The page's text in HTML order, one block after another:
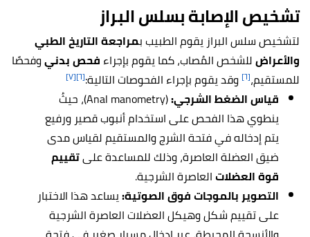
تشخيص الإصابة بسلس البراز
لتشخيص سلس البراز يقوم الطبيب بمراجعة التاريخ الطبي
والأعراضللشخص المُصاب، كما يقوم بإجراءفحص بدنيوفحصًا
للمستقيم،[٦] وقد يقوم بإجراء الفحوصات التالية:[٦] [٧]
قياس الضغط الشرجي:
(Anal manometry)، حيثُ
ينطوي هذا الفحص على استخدام أنبوب قصير ورفيع
يتم إدخاله في فتحة الشرج والمستقيم لقياس مدى
ضيق العضلة العاصرة، وذلك للمساعدة علىتقييم
قوة العضلات العاصرة الشرجية.
التصوير بالموجات فوق الصوتية:يساعد هذا الاختبار
على تقييم شكل وهيكل العضلات العاصرة الشرجية